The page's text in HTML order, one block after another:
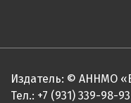
Издатель: © АННМО
Тел.: +7 (931) 339-98-93